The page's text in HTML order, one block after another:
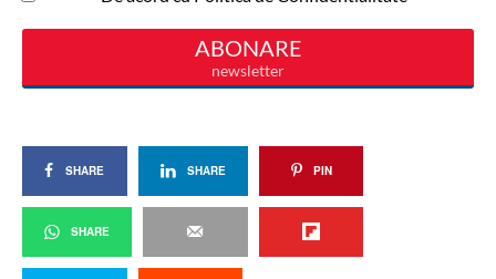
SHARE SHARE PIN
SHARE